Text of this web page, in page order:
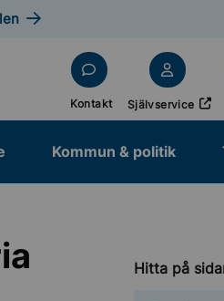
Kontakt Självservice
Öppnas i
Kommun & politik
Hitta på